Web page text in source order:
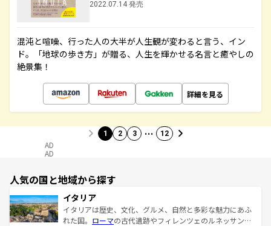
2022.07.14 発売
混沌と喧噪、行った人の大半が人生観が変わると言う、イン
ド。「地球の歩き方」が贈る、人生を輝かせる名言と癒やしの
絶景集！
詳細を見る
1 2 3 … 12
AD
AD
人気の国と地域から探す
イタリア
イタリアは歴史、文化、グルメ、自然と多彩な魅力にあふ
れた国。 ローマの古代遺跡やフィレンツェのルネッサンス